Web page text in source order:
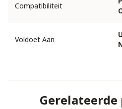
Compatibiliteit
Voldoet Aan